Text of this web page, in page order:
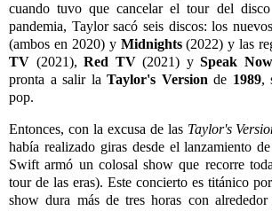
cuando tuvo que cancelar el tour del disco
pandemia, Taylor sacó seis discos: los
(ambos en 2020) y Midnights(2022) y las
TV (2021),Red TV(2021) ySpeak
pronta a salir laTaylor's Versionde 1989,
pop.
Entonces, con la excusa de las Taylor's
había realizado giras desde el lanzamiento
Swift armó un colosal show que recorre
tour de las eras). Este concierto es titánico
show dura más de tres horas con